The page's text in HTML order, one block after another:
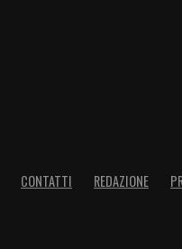
CONTATTI REDAZIONE